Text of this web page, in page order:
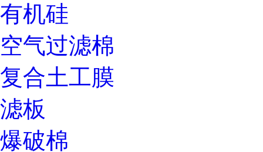
有机硅
空气过滤棉
复合土工膜
滤板
爆破棉